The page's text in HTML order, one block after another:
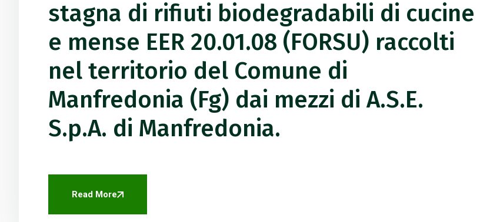
stagna di rifiuti biodegradabili di cucine
e mense EER 20.01.08 (FORSU) raccolti
nel territorio del Comune di
Manfredonia (Fg) dai mezzi di A.S.E.
S.p.A. di Manfredonia.
Read More